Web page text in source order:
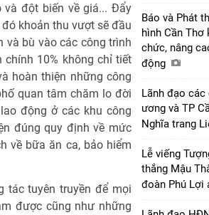
và đột biến về giá... Đẩy
khoản thu vượt sẽ đầu
và bù vào các công trình
10% không chỉ tiết
hoàn thiện những công
quan tâm chăm lo đời
động ở các khu công
đúng quy định về mức
về bữa ăn ca, bảo hiểm
tác tuyên truyền để mọi
được cũng như những
Báo và Phát
hình Cần Thơ
chức, nâng
động
Lãnh đạo các
ương và TP
Nghĩa trang
Lễ viếng
thắng Mậu
đoàn Phú Lợi